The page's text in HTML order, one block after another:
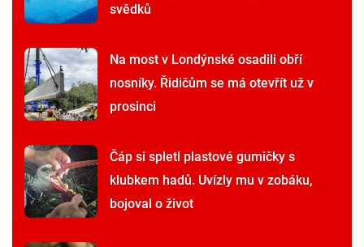
svědků
Na most v Londýnské osadili obří
nosníky. Řidičům se má otevřít už v
prosinci
Čáp si spletl plastové gumičky s
klubkem hadů. Uvízly mu v zobáku,
bojoval o život